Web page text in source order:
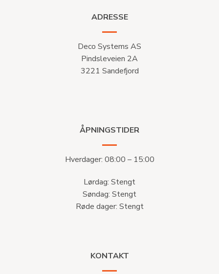
ADRESSE
Deco Systems AS
Pindsleveien 2A
3221 Sandefjord
ÅPNINGSTIDER
Hverdager: 08:00 – 15:00
Lørdag: Stengt
Søndag: Stengt
Røde dager: Stengt
KONTAKT